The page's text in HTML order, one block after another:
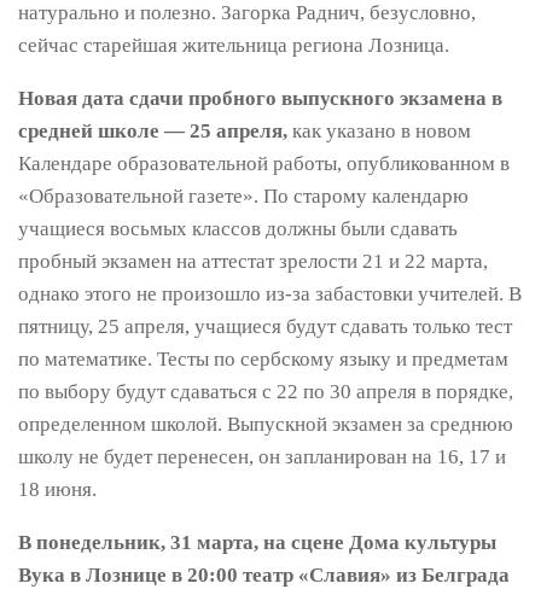
натурально и полезно. Загорка Раднич, безусловно,
сейчас старейшая жительница региона Лозница.
Новая дата сдачи пробного выпускного экзамена в
средней школе — 25 апреля, как указано в новом
Календаре образовательной работы, опубликованном в
«Образовательной газете». По старому календарю
учащиеся восьмых классов должны были сдавать
пробный экзамен на аттестат зрелости 21 и 22 марта,
однако этого не произошло из-за забастовки учителей. В
пятницу, 25 апреля, учащиеся будут сдавать только тест
по математике. Тесты по сербскому языку и предметам
по выбору будут сдаваться с 22 по 30 апреля в порядке,
определенном школой. Выпускной экзамен за среднюю
школу не будет перенесен, он запланирован на 16, 17 и
18 июня.
В понедельник, 31 марта, на сцене Дома культуры
Вука в Лознице в 20:00 театр «Славия» из Белграда